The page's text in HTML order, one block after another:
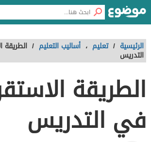
الرئيسية / تعليم ، أساليب التعليم / الطريقة
التدريس
الطريقة
في التدريس